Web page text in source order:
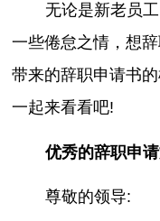
无论是新老员
一些倦怠之情，想
带来的辞职申请书
一起来看看吧!
优秀的辞职申
尊敬的领导: